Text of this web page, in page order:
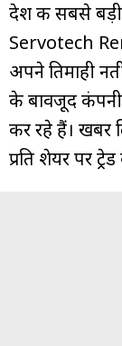
देश की सबसे बड़ी
Servotech
अपने तिमाही
के बावजूद
कर रहे हैं। खबर
प्रति शेयर पर